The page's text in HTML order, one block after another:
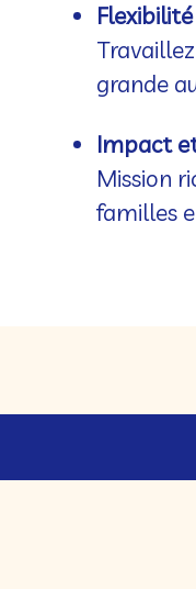
grande
Impact
Mission
familles